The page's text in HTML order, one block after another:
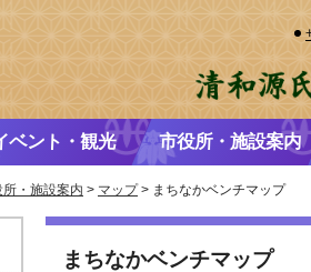
ベント・観光 市役所・施設案内
所・施設案内 > マップ> まちなかベンチマップ
まちなかベンチマップ